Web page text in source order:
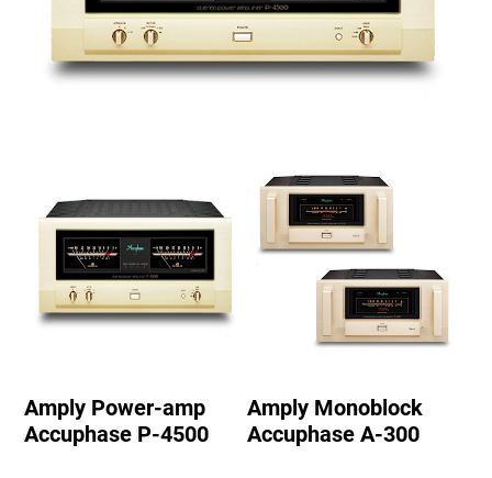
Amply Power-amp
Accuphase P-4500
Amply Monoblock
Accuphase A-300